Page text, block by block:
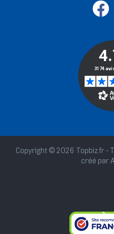
Copyright © 2026 Topbiz.fr -
créé par